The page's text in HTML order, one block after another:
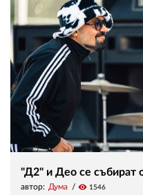
"Д2" и Део се събират
автор: Дума visibility 1546